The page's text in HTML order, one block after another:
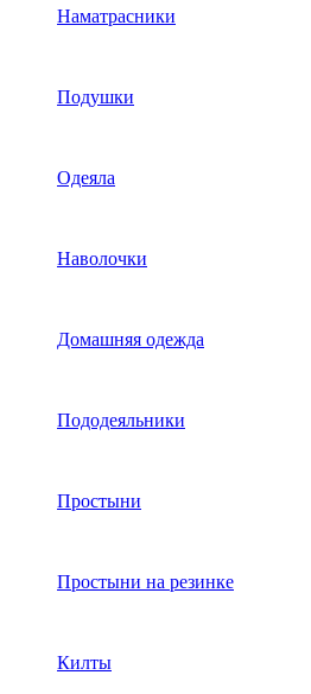
Наматрасники
Подушки
Одеяла
Наволочки
Домашняя одежда
Пододеяльники
Простыни
Простыни на резинке
Килты